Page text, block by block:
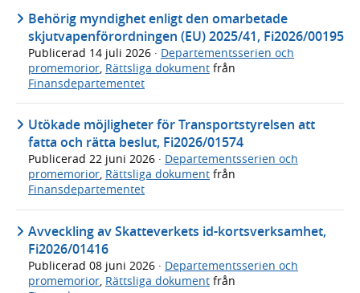
Behörig myndighet enligt den omarbetade
skjutvapenförordningen (EU) 2025/41, Fi2026/00195
Publicerad 14 juli 2026 · Departementsserien och
promemorior Rättsliga dokument från
Finansdepartementet
Utökade möjligheter för Transportstyrelsen att
fatta och rätta beslut, Fi2026/01574
Publicerad 22 juni 2026 · Departementsserien och
promemorior, Rättsliga dokument från
Finansdepartementet
Avveckling av Skatteverkets id-kortsverksamhet,
Fi2026/01416
Publicerad 08 juni 2026 · Departementsserien och
promemorior, Rättsliga dokument från